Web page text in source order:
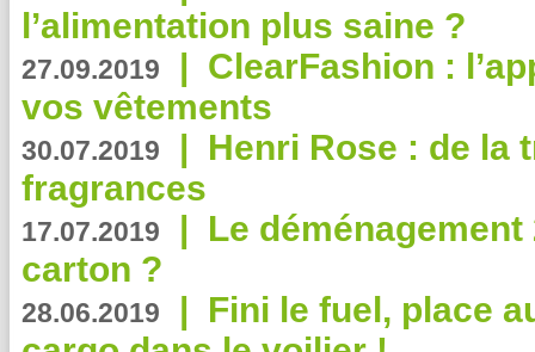
l’alimentation plus saine ?
27.09.2019 | ClearFashion :
vos vêtements
30.07.2019 | Henri Rose : de la
fragrances
17.07.2019 | Le
carton ?
28.06.2019 | Fini le fuel, place